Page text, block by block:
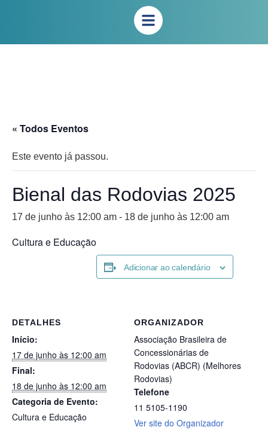
« Todos Eventos
Este evento já passou.
Bienal das Rodovias 2025
17 de junho às 12:00 am - 18 de junho às 12:00 am
Cultura e Educação
Adicionar ao calendário
DETALHES
Início:
17 de junho às 12:00 am
Final:
18 de junho às 12:00 am
Categoria de Evento:
Cultura e Educação
ORGANIZADOR
Associação Brasileira de
Concessionárias de
Rodovias (ABCR) (Melhores
Rodovias)
Telefone
11 5105-1190
Ver site do Organizador